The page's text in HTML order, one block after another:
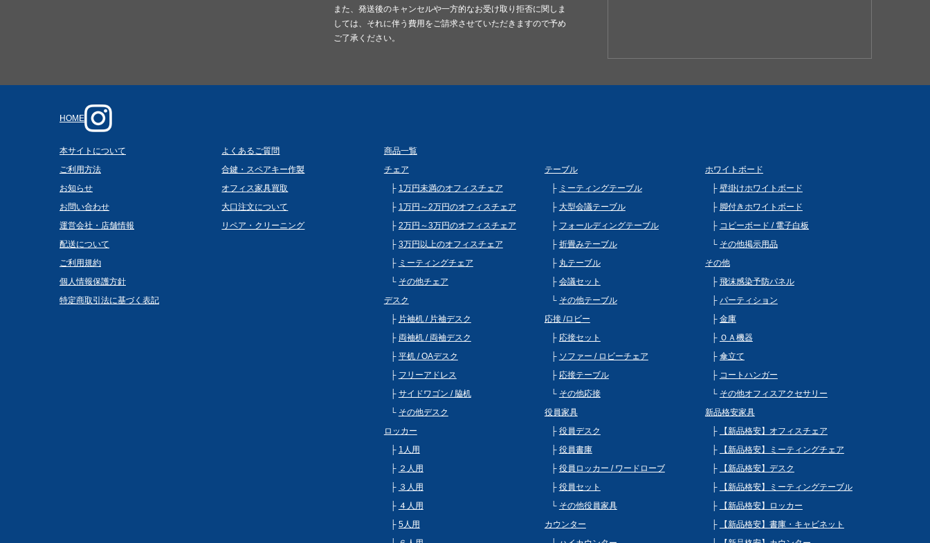
また、発送後のキャンセルや一方的なお受け取り拒否に関しま
しては、それに伴う費用をご請求させていただきますので予め
ご了承ください。
HOME
本サイトについて
ご利用方法
お知らせ
お問い合わせ
運営会社・店舗情報
配送について
ご利用規約
個人情報保護方針
特定商取引法に基づく表記
よくあるご質問
合鍵・スペアキー作製
オフィス家具買取
大口注文について
リペア・クリーニング
商品一覧
チェア
1万円未満のオフィスチェア
1万円～2万円のオフィスチェア
2万円～3万円のオフィスチェア
3万円以上のオフィスチェア
ミーティングチェア
その他チェア
デスク
片袖机 / 片袖デスク
両袖机 / 両袖デスク
平机 / OAデスク
フリーアドレス
サイドワゴン / 脇机
その他デスク
ロッカー
1人用
２人用
３人用
４人用
5人用
テーブル
ミーティングテーブル
大型会議テーブル
フォールディングテーブル
折畳みテーブル
丸テーブル
会議セット
その他テーブル
応接 /ロビー
応接セット
ソファー / ロビーチェア
応接テーブル
その他応接
役員家具
役員デスク
役員書庫
役員ロッカー / ワードローブ
役員セット
その他役員家具
カウンター
ホワイトボード
壁掛けホワイトボード
脚付きホワイトボード
コピーボード / 電子白板
その他掲示用品
その他
飛沫感染予防パネル
パーティション
金庫
ＯＡ機器
傘立て
コートハンガー
その他オフィスアクセサリー
新品格安家具
【新品格安】オフィスチェア
【新品格安】ミーティングチェア
【新品格安】デスク
【新品格安】ミーティングテーブル
【新品格安】ロッカー
【新品格安】書庫・キャビネット